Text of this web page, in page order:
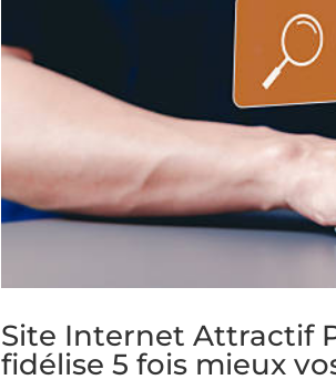
Site Internet Attractif
fidélise 5 fois mieux